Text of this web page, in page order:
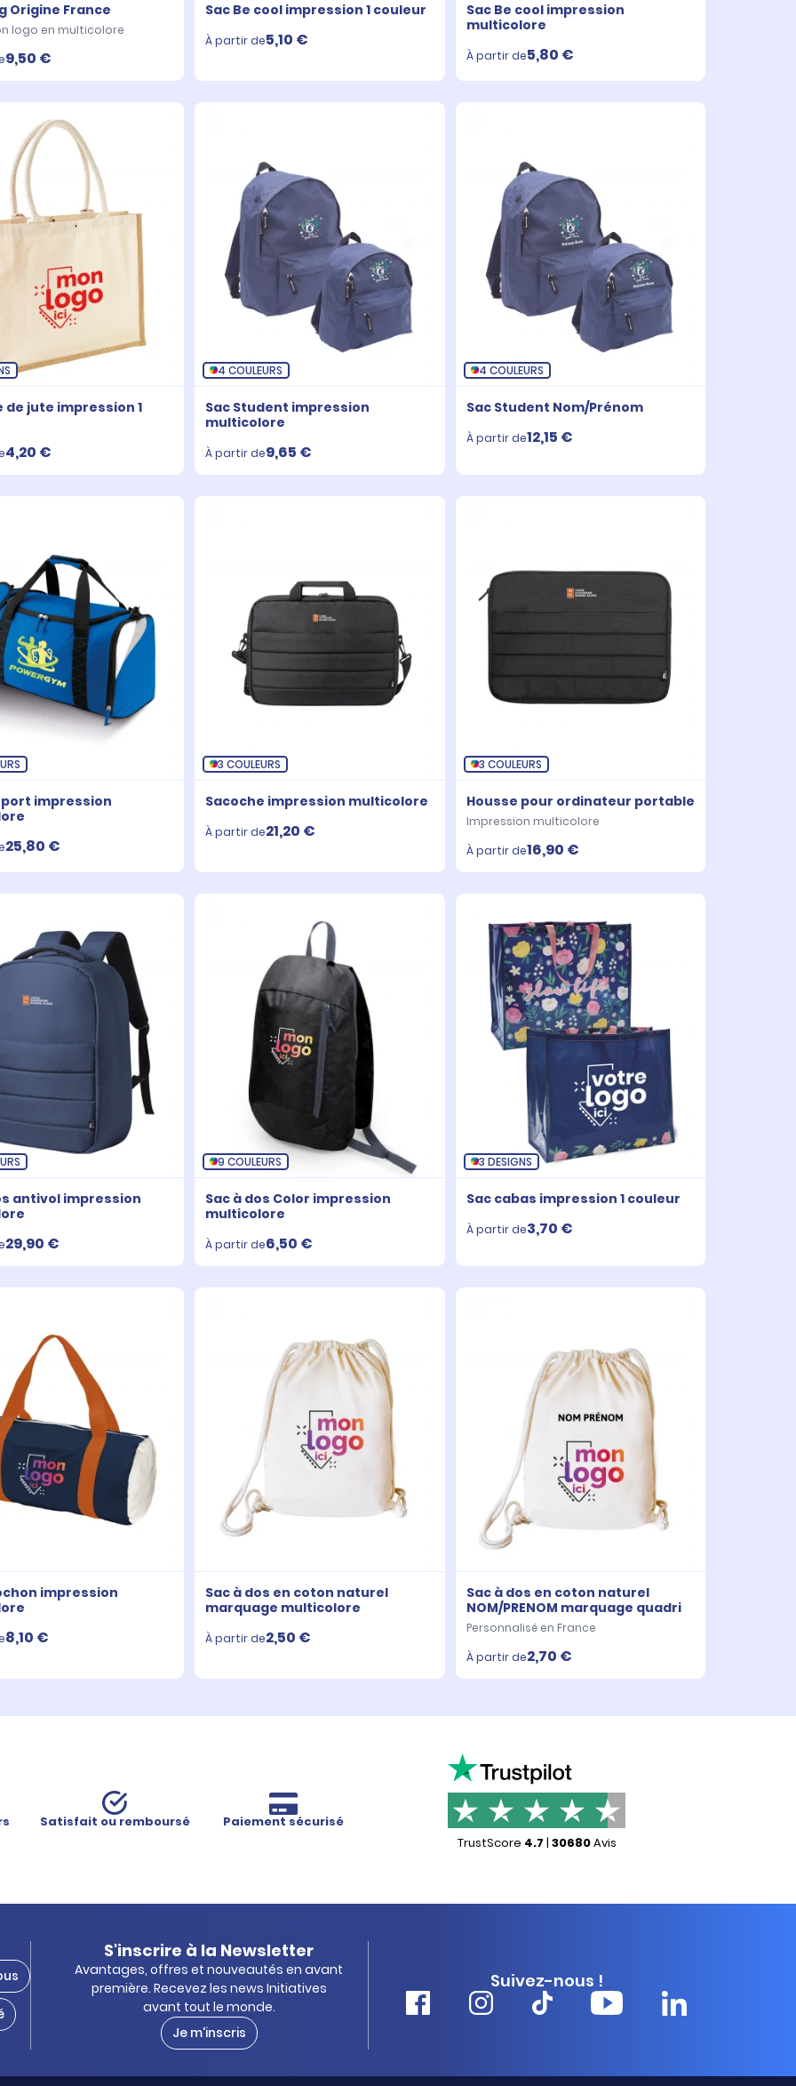
Origine France
logo en multicolore
9,50 €
Sac Be cool impression 1 couleur
À partir de5,10 €
Sac Be cool impression
multicolore
À partir de5,80 €
de jute impression 1
4,20 €
4 COULEURS
Sac Student impression
multicolore
À partir de9,65 €
4 COULEURS
Sac Student Nom/Prénom
À partir de12,15 €
impression
25,80 €
3 COULEURS
Sacoche impression multicolore
À partir de21,20 €
3 COULEURS
Housse pour ordinateur portable
Impression multicolore
À partir de16,90 €
antivol impression
29,90 €
9 COULEURS
Sac à dos Color impression
multicolore
À partir de6,50 €
3 DESIGNS
Sac cabas impression 1 couleur
À partir de3,70 €
impression
8,10 €
Sac à dos en coton naturel
marquage multicolore
À partir de2,50 €
Sac à dos en coton naturel
NOM/PRENOM marquage quadri
Personnalisé en France
À partir de2,70 €
Satisfait ou remboursé
Paiement sécurisé
TrustScore 4.7 | 30680Avis
S'inscrire à la Newsletter
Avantages, offres et nouveautés en avant
première. Recevez les news Initiatives
avant tout le monde.
Je m'inscris
Suivez-nous !